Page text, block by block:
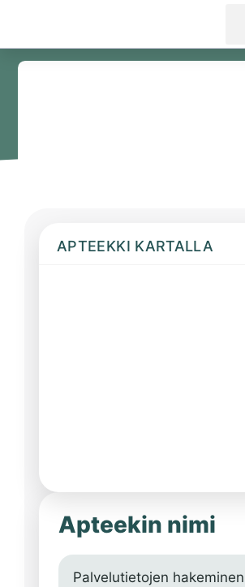
APTEEKKI KARTALLA
Apteekin nimi
Palvelutietojen hakeminen